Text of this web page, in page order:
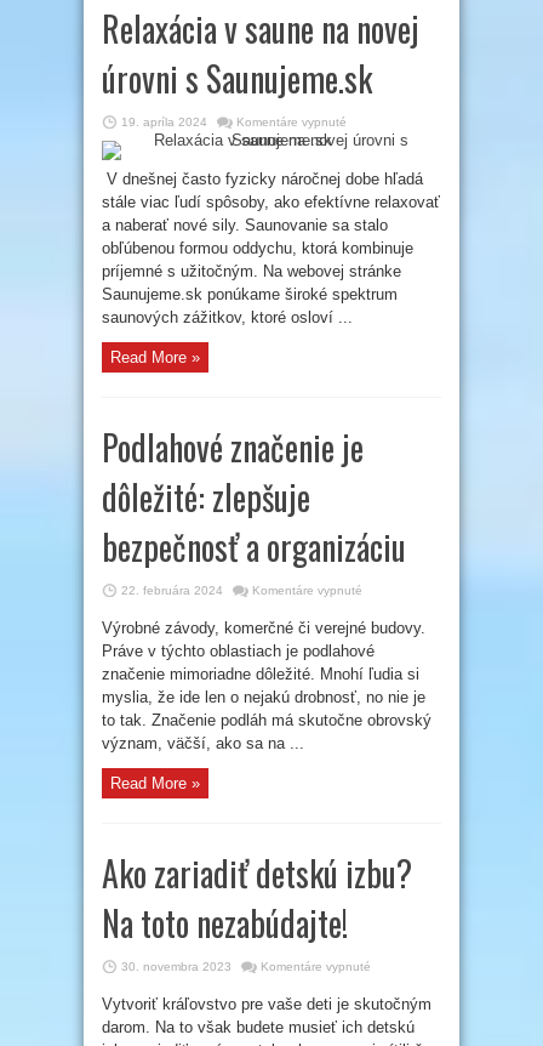
Relaxácia v saune na novej
úrovni s Saunujeme.sk
19. apríla 2024 Komentáre vypnuté
Relaxácia
v
na
novej
úrovni
Saunujeme.sk
V dnešnej často fyzicky náročnej dobe hľadá
stále viac ľudí spôsoby, ako efektívne relaxovať
a naberať nové sily. Saunovanie sa stalo
obľúbenou formou oddychu, ktorá kombinuje
príjemné s užitočným. Na webovej stránke
Saunujeme.sk ponúkame široké spektrum
saunových zážitkov, ktoré osloví ...
Read More »
Podlahové značenie je
dôležité: zlepšuje
bezpečnosť a organizáciu
22. februára 2024 Komentáre vypnuté
je
dôležité:
zlepšuje
bezpečnosť
a
organizáciu
Výrobné závody, komerčné či verejné budovy.
Práve v týchto oblastiach je podlahové
značenie mimoriadne dôležité. Mnohí ľudia si
myslia, že ide len o nejakú drobnosť, no nie je
to tak. Značenie podláh má skutočne obrovský
význam, väčší, ako sa na ...
Read More »
Ako zariadiť detskú izbu?
Na toto nezabúdajte!
30. novembra 2023 Komentáre vypnuté
detskú
izbu?
Na
Vytvoriť kráľovstvo pre vaše deti je skutočným
darom. Na to však budete musieť ich detskú